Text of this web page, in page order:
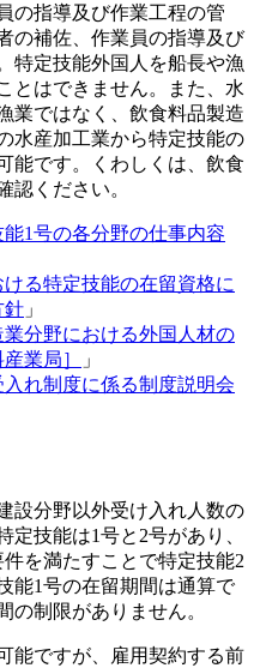
の指導及び作業工程の管
の補佐、作業員の指導及び
特定技能外国人を船長や漁
とはできません。また、水
業ではなく、飲食料品製造
水産加工業から特定技能の
能です。くわしくは、飲食
認ください。
能1号の各分野の仕事内容
る特定技能の在留資格に
針 」
分野における外国人材の
業局］
」
れ制度に係る制度説明会
設分野以外受け入れ人数の
技能は1号と2号があり、
を満たすことで特定技能2
能1号の在留期間は通算で
の制限がありません。
能ですが、雇用契約する前